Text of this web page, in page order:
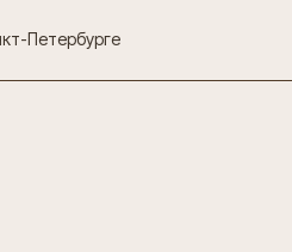
Петербурге